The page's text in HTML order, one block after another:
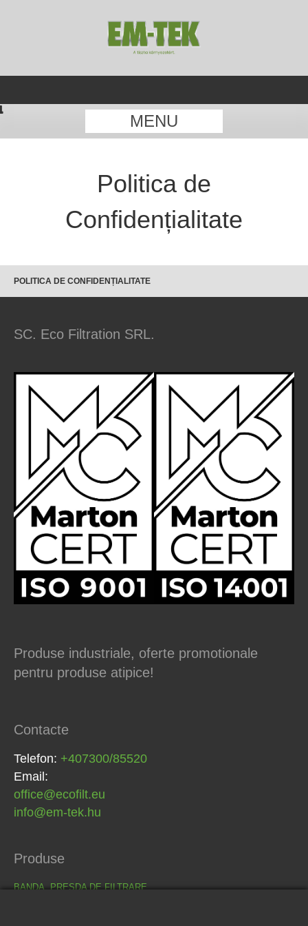
MENU
Politica de
Confidențialitate
POLITICA DE CONFIDENȚIALITATE
SC. Eco Filtration SRL.
Produse industriale, oferte promotionale
pentru produse atipice!
Contacte
Telefon: +407300/85520
Email:
office@ecofilt.eu
info@em-tek.hu
Produse
BANDA, PRESDA DE FILTRARE